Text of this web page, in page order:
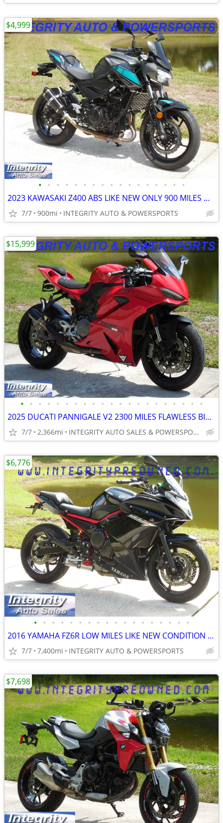
• • • • • • • • • • • • • • • • •
2023 KAWASAKI Z400 ABS LIKE NEW ONLY 900 MILES NO BS DEALER FEES HERE
7/7 900mi INTEGRITY AUTO & POWERSPORTS
$4,999
• • • • • • • • • • • • • • • • • • • • •
2025 DUCATI PANNIGALE V2 2300 MILES FLAWLESS BIKE NO BS DEALER FEES
7/7 2,366mi INTEGRITY AUTO SALES & POWERSPORTS
$15,999
• • • • • • • • • • • • • • • • • •
2016 YAMAHA FZ6R LOW MILES LIKE NEW CONDITION NO BS FEES!!!!!
7/7 7,400mi INTEGRITY AUTO & POWERSPORTS
$6,776
$7,698